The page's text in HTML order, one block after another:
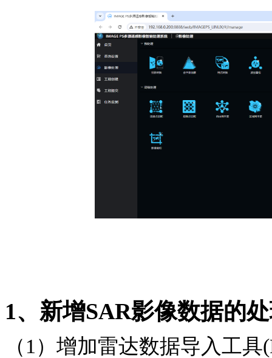
1、新增SAR影像数据的
（ 1 ）增加雷达数据导入工具